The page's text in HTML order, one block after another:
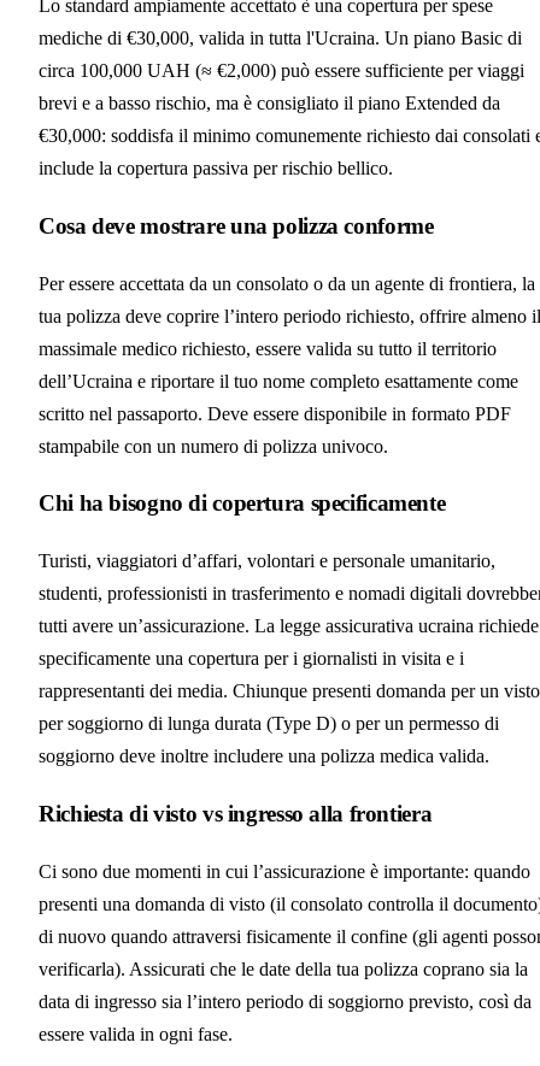
Lo standard ampiamente accettato è una copertura per spese
mediche di €30,000, valida in tutta l'Ucraina. Un piano Basic di
circa 100,000 UAH (≈ €2,000) può essere sufficiente per viaggi
brevi e a basso rischio, ma è consigliato il piano Extended da
€30,000: soddisfa il minimo comunemente richiesto dai consolati
include la copertura passiva per rischio bellico.
Cosa deve mostrare una polizza conforme
Per essere accettata da un consolato o da un agente di frontiera, la
tua polizza deve coprire l’intero periodo richiesto, offrire almeno il
massimale medico richiesto, essere valida su tutto il territorio
dell’Ucraina e riportare il tuo nome completo esattamente come
scritto nel passaporto. Deve essere disponibile in formato PDF
stampabile con un numero di polizza univoco.
Chi ha bisogno di copertura specificamente
Turisti, viaggiatori d’affari, volontari e personale umanitario,
studenti, professionisti in trasferimento e nomadi digitali
tutti avere un’assicurazione. La legge assicurativa ucraina richiede
specificamente una copertura per i giornalisti in visita e i
rappresentanti dei media. Chiunque presenti domanda per un visto
per soggiorno di lunga durata (Type D) o per un permesso di
soggiorno deve inoltre includere una polizza medica valida.
Richiesta di visto vs ingresso alla frontiera
Ci sono due momenti in cui l’assicurazione è importante: quando
presenti una domanda di visto (il consolato controlla il
di nuovo quando attraversi fisicamente il confine (gli agenti
verificarla). Assicurati che le date della tua polizza coprano sia la
data di ingresso sia l’intero periodo di soggiorno previsto, così da
essere valida in ogni fase.